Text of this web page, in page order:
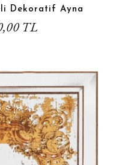
Dekoratif Ayna
TL